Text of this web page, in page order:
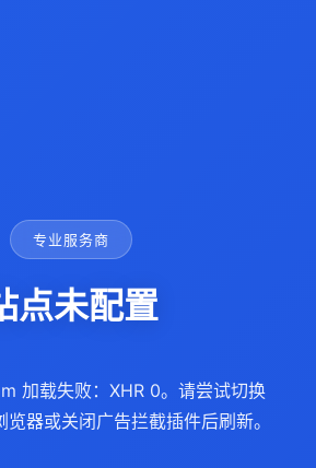
专业服务商
点未配置
加载失败：XHR 0。请尝试切换
器或关闭广告拦截插件后刷新。